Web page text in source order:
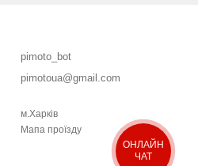
pimoto_bot
pimotoua@gmail.com
м.Харків
Мапа проїзду
ОНЛАЙН
ЧАТ